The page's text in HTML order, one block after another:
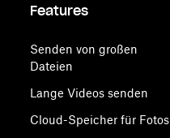
Features
Senden von großen
Dateien
Lange Videos senden
Cloud-Speicher für Fotos